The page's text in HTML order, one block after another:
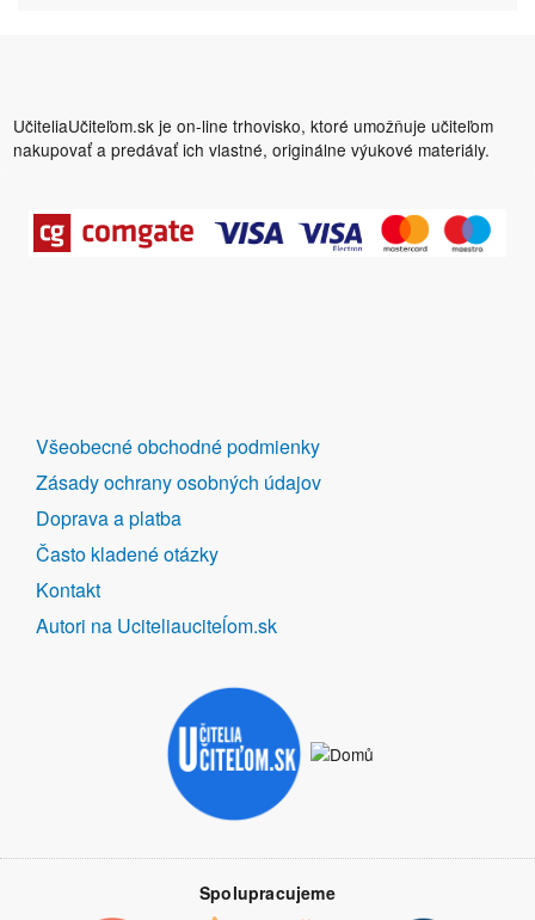
UčiteliaUčiteľom.sk je on-line trhovisko, ktoré umožňuje učiteľom
nakupovať a predávať ich vlastné, originálne výukové materiály.
DALŠÍ
ODKAZY
Všeobecné obchodné podmienky
Zásady ochrany osobných údajov
Doprava a platba
Často kladené otázky
Kontakt
Autori na Uciteliauciteĺom.sk
Spolupracujeme